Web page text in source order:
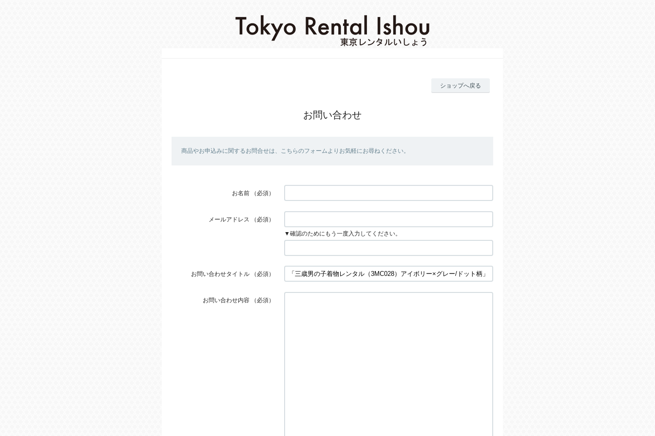
ショップへ戻る
お問い合わせ
商品やお申込みに関するお問合せは、こちらのフォームよりお気軽にお尋ねください。
お名前 （必須）
メールアドレス （必須）
▼確認のためにもう一度入力してください。
お問い合わせタイトル （必須）
お問い合わせ内容 （必須）